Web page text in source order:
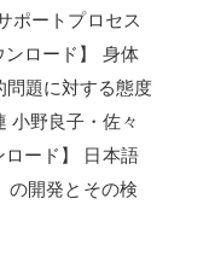
ポートプロセス
ロード】 身体
題に対する態度
小野良子・佐々
ード】 日本語
の開発とその検